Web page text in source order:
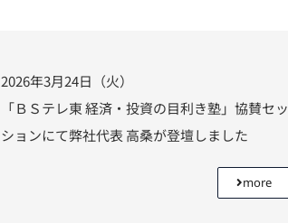
2026年3月24日（火）
「ＢＳテレ東 経済・投資の目利き塾」協賛セッ
ションにて弊社代表 高桑が登壇しました
more